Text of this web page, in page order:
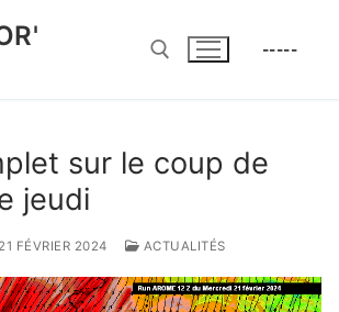
-----
sur le coup de
jeudi
21 FÉVRIER 2024 ACTUALITÉS